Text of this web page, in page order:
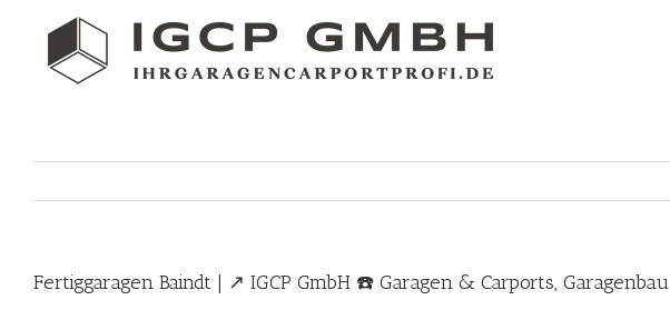
content
Fertiggaragen Baindt | ↗️ IGCP GmbH ☎️ Garagen & Carports, Garagenbau